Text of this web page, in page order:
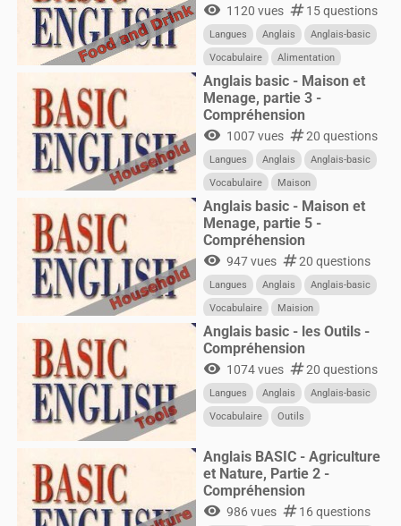
visibility 1120 vues numbers15 questions
Langues Anglais
Anglais-basic
Vocabulaire
Alimentation
Anglais basic - Maison et
Menage, partie 3 -
Compréhension
visibility 1007 vues numbers20 questions
Langues Anglais
Anglais-basic
Vocabulaire
Maison
Anglais basic - Maison et
Menage, partie 5 -
Compréhension
visibility 947 vues numbers20 questions
Langues Anglais
Anglais-basic
Vocabulaire
Maision
Anglais basic - les Outils -
Compréhension
visibility 1074 vues numbers20 questions
Langues Anglais
Anglais-basic
Vocabulaire
Outils
Anglais BASIC - Agriculture
et Nature, Partie 2 -
Compréhension
visibility 986 vues numbers16 questions